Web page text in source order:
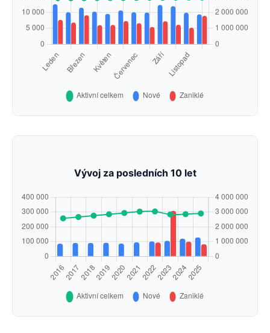
Vývoj za posledních 10 let